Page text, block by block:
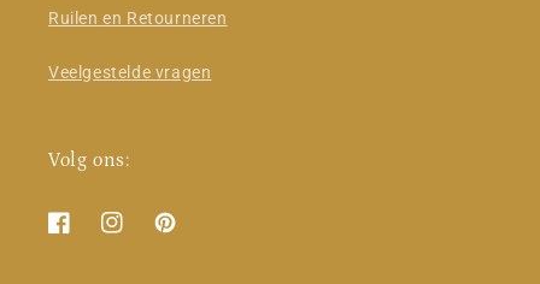
Ruilen en Retourneren
Veelgestelde vragen
Volg ons:
FacebookInstagramPinterest